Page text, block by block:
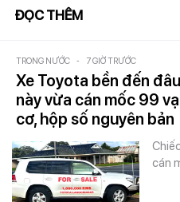
ĐỌC THÊM
TRONG NƯỚC - 7 GIỜ TRƯỚC
Xe Toyota bền đến
này vừa cán mốc 99
cơ, hộp số nguyên bản
cán